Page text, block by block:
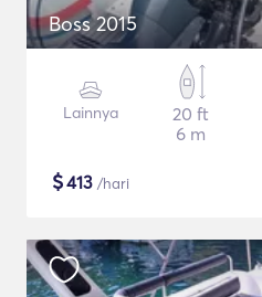
Βoss 2015
Lainnya
20 ft
6 m
$413 /hari